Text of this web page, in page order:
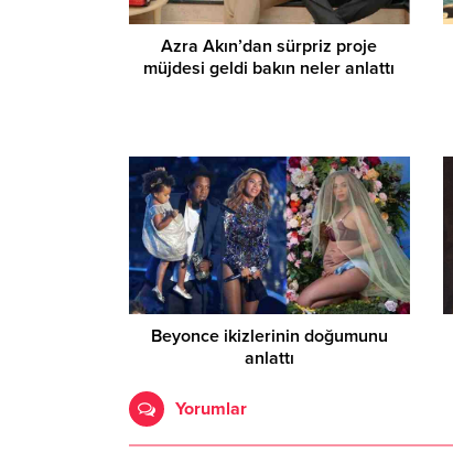
Azra Akın’dan sürpriz proje
müjdesi geldi bakın neler anlattı
Beyonce ikizlerinin doğumunu
anlattı
Yorumlar